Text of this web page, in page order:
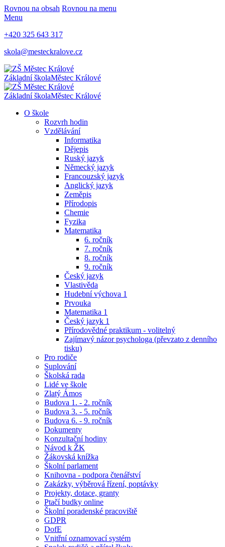
Rovnou na obsah Rovnou na menu
Menu
+420 325 643 317
skola@mesteckralove.cz
Základní školaMěstec Králové
Základní školaMěstec Králové
O škole
Rozvrh hodin
Vzdělávání
Informatika
Dějepis
Ruský jazyk
Německý jazyk
Francouzský jazyk
Anglický jazyk
Zeměpis
Přírodopis
Chemie
Fyzika
Matematika
6. ročník
7. ročník
8. ročník
9. ročník
Český jazyk
Vlastivěda
Hudební výchova 1
Prvouka
Matematika 1
Český jazyk 1
Přírodovědné praktikum - volitelný
Zajímavý názor psychologa (převzato z denního
tisku)
Pro rodiče
Suplování
Školská rada
Lidé ve škole
Zlatý Ámos
Budova 1. - 2. ročník
Budova 3. - 5. ročník
Budova 6. - 9. ročník
Dokumenty
Konzultační hodiny
Návod k ŽK
Žákovská knížka
Školní parlament
Knihovna - podpora čtenářství
Zakázky, výběrová řízení, poptávky
Projekty, dotace, granty
Ptačí budky online
Školní poradenské pracoviště
GDPR
DofE
Vnitřní oznamovací systém